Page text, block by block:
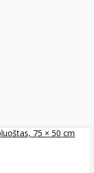
75 × 50 cm